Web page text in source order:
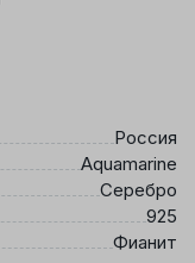
Россия
Aquamarine
Серебро
925
Фианит